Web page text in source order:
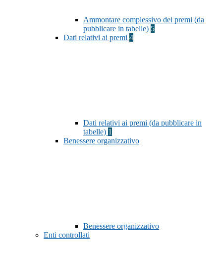
Ammontare complessivo dei premi (da
pubblicare in tabelle) 5
Dati relativi ai premi 4
Dati relativi ai premi (da pubblicare in
tabelle) 1
Benessere organizzativo
Benessere organizzativo
Enti controllati